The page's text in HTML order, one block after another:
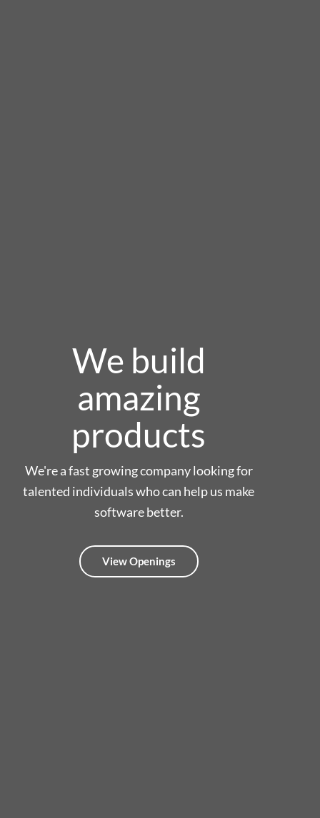
We build
amazing
products
We're a fast growing company looking for
talented individuals who can help us make
software better.
View Openings